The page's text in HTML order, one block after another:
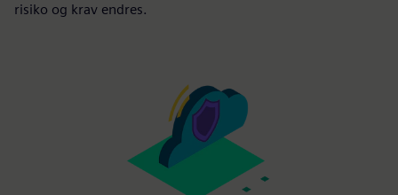
risiko og krav endres.